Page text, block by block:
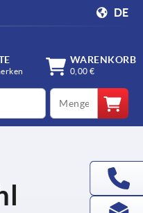
DE
WARENKORB
0,00 €
qty